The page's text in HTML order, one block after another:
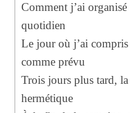
Comment j’ai organisé
quotidien
Le jour où j’ai compris
comme prévu
Trois jours plus tard,
hermétique